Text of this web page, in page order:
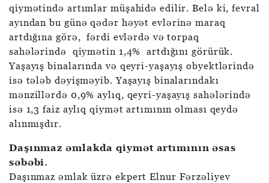
qiymətində artımlar müşahidə edilir. Belə ki, fevral
ayından bu günə qədər həyət evlərinə maraq
artdığına görə, fərdi evlərdə və torpaq
sahələrində qiymətin 1,4% artdığını görürük.
Yaşayış binalarında və qeyri-yaşayış obyektlərində
isə tələb dəyişməyib. Yaşayış binalarındakı
mənzillərdə 0,9% aylıq, qeyri-yaşayış sahələrində
isə 1,3 faiz aylıq qiymət artımının olması qeydə
alınmışdır.
Daşınmaz əmlakda qiymət artımının əsas
səbəbi.
Daşınmaz əmlak üzrə ekpert Elnur Fərzəliyev